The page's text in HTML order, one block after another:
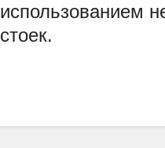
использованием
стоек.